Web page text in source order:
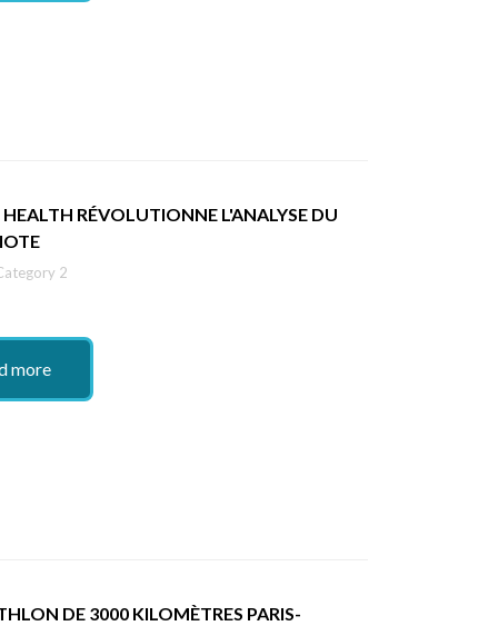
HEALTH RÉVOLUTIONNE L'ANALYSE DU
2
more
DE 3000 KILOMÈTRES PARIS-